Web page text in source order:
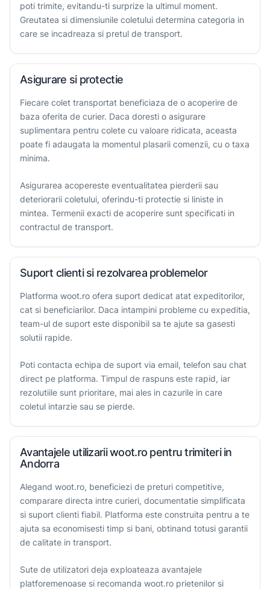
poti trimite, evitandu-ti surprize la ultimul moment.
Greutatea si dimensiunile coletului determina categoria in
care se incadreaza si pretul de transport.
Asigurare si protectie
Fiecare colet transportat beneficiaza de o acoperire de
baza oferita de curier. Daca doresti o asigurare
suplimentara pentru colete cu valoare ridicata, aceasta
poate fi adaugata la momentul plasarii comenzii, cu o taxa
minima.
Asigurarea acopereste eventualitatea pierderii sau
deteriorarii coletului, oferindu-ti protectie si liniste in
mintea. Termenii exacti de acoperire sunt specificati in
contractul de transport.
Suport clienti si rezolvarea problemelor
Platforma woot.ro ofera suport dedicat atat expeditorilor,
cat si beneficiarilor. Daca intampini probleme cu expeditia,
team-ul de suport este disponibil sa te ajute sa gasesti
solutii rapide.
Poti contacta echipa de suport via email, telefon sau chat
direct pe platforma. Timpul de raspuns este rapid, iar
rezolutiile sunt prioritare, mai ales in cazurile in care
coletul intarzie sau se pierde.
Avantajele utilizarii woot.ro pentru trimiteri in
Andorra
Alegand woot.ro, beneficiezi de preturi competitive,
comparare directa intre curieri, documentatie simplificata
si suport clienti fiabil. Platforma este construita pentru a te
ajuta sa economisesti timp si bani, obtinand totusi garantii
de calitate in transport.
Sute de utilizatori deja exploateaza avantajele
platforemenoase si recomanda woot.ro prietenilor si